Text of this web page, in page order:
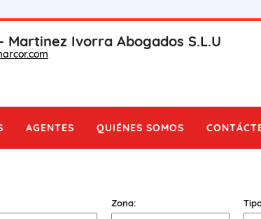
Martinez Ivorra Abogados S.L.U
AGENTES QUIÉNES SOMOS
Zona: